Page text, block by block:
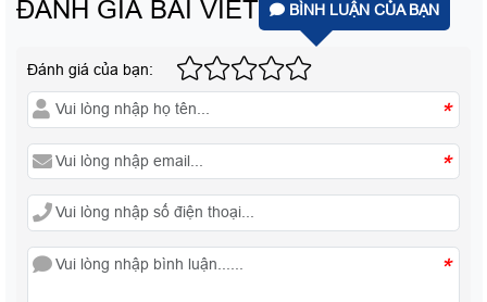
ĐÁNH GIÁ BÀI VIẾT BÌNH LUẬN CỦA BẠN
Đánh giá của bạn:
*
*
*